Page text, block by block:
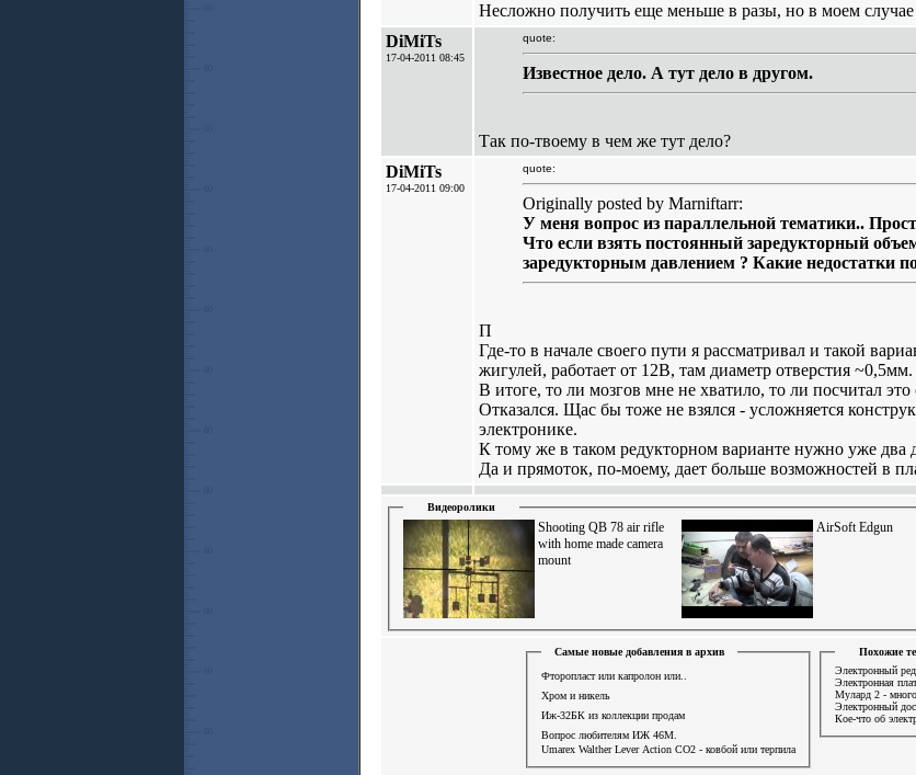
Несложно получить еще меньше в разы, но в моем
DiMiTs
17-04-2011 08:45
quote:
Известное дело. А тут дело в другом.
Так по-твоему в чем же тут дело?
DiMiTs
17-04-2011 09:00
quote:
Originally posted by Marniftarr:
У меня вопрос из параллельной тематики..
Что если взять постоянный заредукторный
заредукторным давлением ? Какие недостатки
П
Где-то в начале своего пути я рассматривал и такой
жигулей, работает от 12В, там диаметр отверстия
В итоге, то ли мозгов мне не хватило, то ли посчитал
Отказался. Щас бы тоже не взялся - усложняется
электронике.
К тому же в таком редукторном варианте нужно уже два
Да и прямоток, по-моему, дает больше возможностей в
Видеоролики
Shooting QB 78 air rifle
with home made camera
mount
AirSoft Edgun
Самые новые добавления в архив
Фторопласт или капролон или..
Хром и никель
Иж-32БК из коллекции продам
Вопрос любителям ИЖ 46М.
Umarex Walther Lever Action СО2 - ковбой или терпила
Похожие
Электронный
Электронная
Мулард 2 -
Электронный
Кое-что об